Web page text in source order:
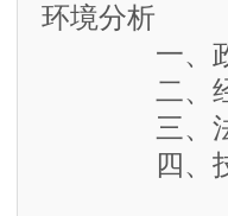
环境分析
一、政
二、经
三、法
四、技